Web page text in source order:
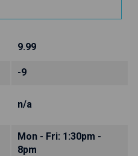
9.99
-9
n/a
Mon - Fri: 1:30pm -
8pm